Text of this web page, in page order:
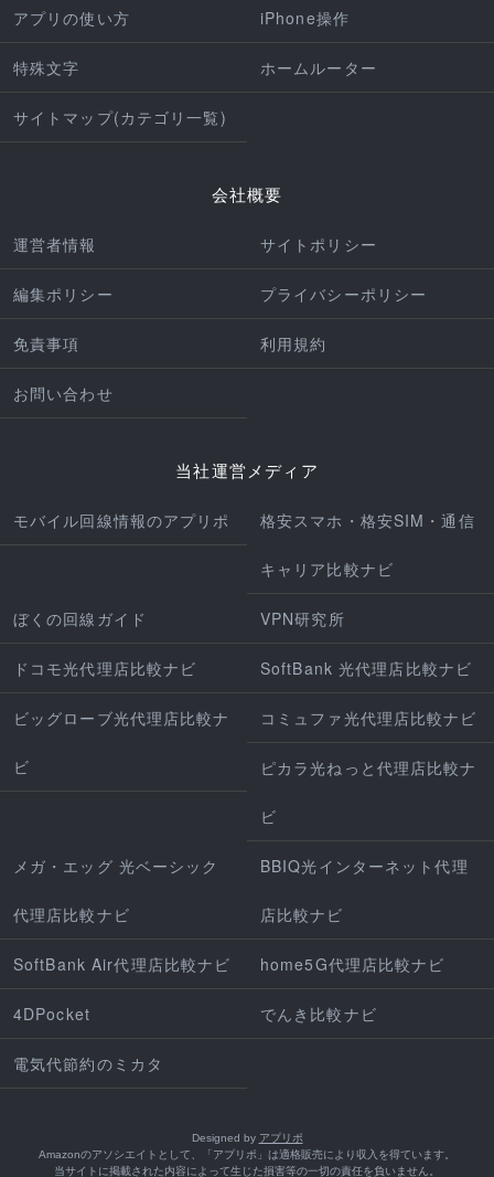
アプリの使い方 iPhone操作
特殊文字 ホームルーター
サイトマップ(カテゴリ一覧)
会社概要
運営者情報 サイトポリシー
編集ポリシー プライバシーポリシー
免責事項 利用規約
お問い合わせ
当社運営メディア
モバイル回線情報のアプリポ 格安スマホ・格安SIM・通信
キャリア比較ナビ
ぼくの回線ガイド VPN研究所
ドコモ光代理店比較ナビ SoftBank 光代理店比較ナビ
ビッグローブ光代理店比較ナ
ビ
コミュファ光代理店比較ナビ
ピカラ光ねっと代理店比較ナ
ビ
メガ・エッグ 光ベーシック
代理店比較ナビ
BBIQ光インターネット代理
店比較ナビ
SoftBank Air代理店比較ナビ home5G代理店比較ナビ
4DPocket でんき比較ナビ
電気代節約のミカタ
Designed by アプリポ
Amazonのアソシエイトとして、「アプリポ」は適格販売により収入を得ています。
当サイトに掲載された内容によって生じた損害等の一切の責任を負いません。